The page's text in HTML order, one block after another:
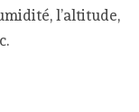
l’altitude,